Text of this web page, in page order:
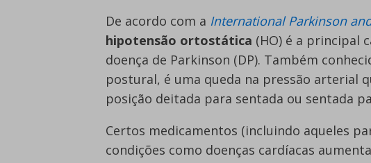
De acordo com a International Parkinson
hipotensão ortostática (HO) é a principal
doença de Parkinson (DP). Também
postural, é uma queda na pressão arterial
posição deitada para sentada ou sentada
Certos medicamentos (incluindo aqueles
condições como doenças cardíacas